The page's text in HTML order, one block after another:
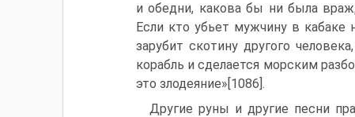
и обедни, какова бы ни была
Если кто убьет мужчину в кабаке
зарубит скотину другого
корабль и сделается морским
это злодеяние»[1086].
Другие руны и другие песни